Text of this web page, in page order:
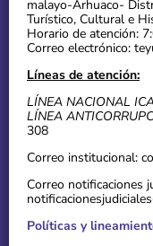
malayo-Arhuaco-
Turístico, Cultural e
Horario de atención:
Correo electrónico:
Líneas de atención:
LÍNEA NACIONAL
LÍNEA
308
Correo institucional:
Correo notificaciones
Políticas y